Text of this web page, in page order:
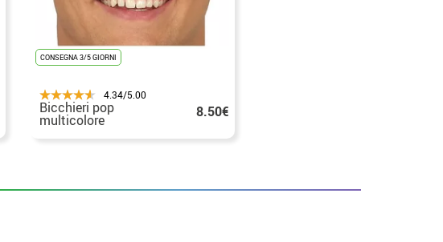
CONSEGNA 3/5 GIORNI
4.34/5.00
Bicchieri pop
multicolore 8.50€